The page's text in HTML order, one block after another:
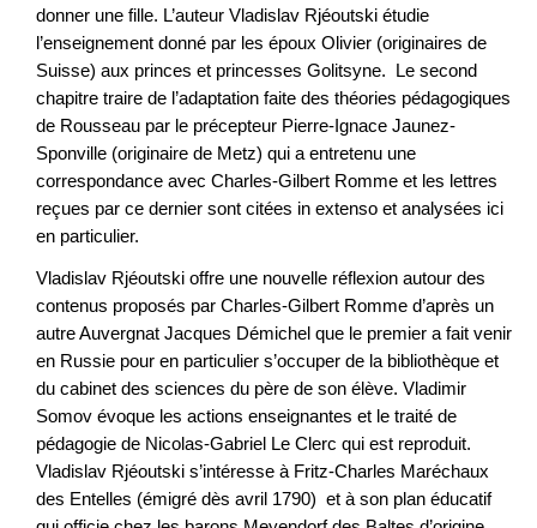
donner une fille. L’auteur Vladislav Rjéoutski étudie
l’enseignement donné par les époux Olivier (originaires de
Suisse) aux princes et princesses Golitsyne. Le second
chapitre traire de l’adaptation faite des théories pédagogiques
de Rousseau par le précepteur Pierre-Ignace Jaunez-
Sponville (originaire de Metz) qui a entretenu une
correspondance avec Charles-Gilbert Romme et les lettres
reçues par ce dernier sont citées in extenso et analysées ici
en particulier.
Vladislav Rjéoutski offre une nouvelle réflexion autour des
contenus proposés par Charles-Gilbert Romme d’après un
autre Auvergnat Jacques Démichel que le premier a fait venir
en Russie pour en particulier s’occuper de la bibliothèque et
du cabinet des sciences du père de son élève. Vladimir
Somov évoque les actions enseignantes et le traité de
pédagogie de Nicolas-Gabriel Le Clerc qui est reproduit.
Vladislav Rjéoutski s’intéresse à Fritz-Charles Maréchaux
des Entelles (émigré dès avril 1790) et à son plan éducatif